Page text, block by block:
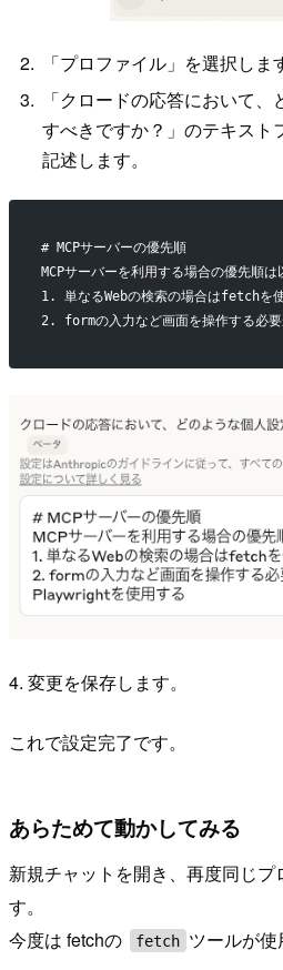
「プロファイル」を選択しま
「クロードの応答において
すべきですか？」のテキスト
記述します。
# MCPサーバーの優先順
MCPサーバーを利用する場合の優先順は
1. 単なるWebの検索の場合はfetchを
2. formの入力など画面を操作する必
4. 変更を保存します。
これで設定完了です。
あらためて動かしてみる
新規チャットを開き、再度同じプ
す。
今度は fetchの
fetch ツールが使